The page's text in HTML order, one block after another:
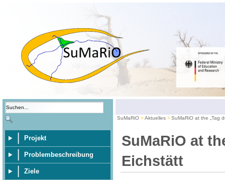
Projekt
Problembeschreibung
Ziele
SuMaRiO Aktuelles SuMaRiO at the „Tag
SuMaRiO at
Eichstätt